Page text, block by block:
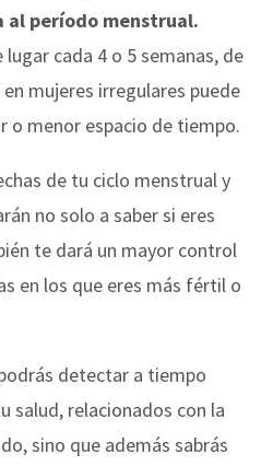
período menstrual.
cada 4 o 5 semanas, de
mujeres irregulares puede
o menor espacio de tiempo.
de tu ciclo menstrual y
no solo a saber si eres
te dará un mayor control
en los que eres más fértil o
detectar a tiempo
salud, relacionados con la
sino que además sabrás